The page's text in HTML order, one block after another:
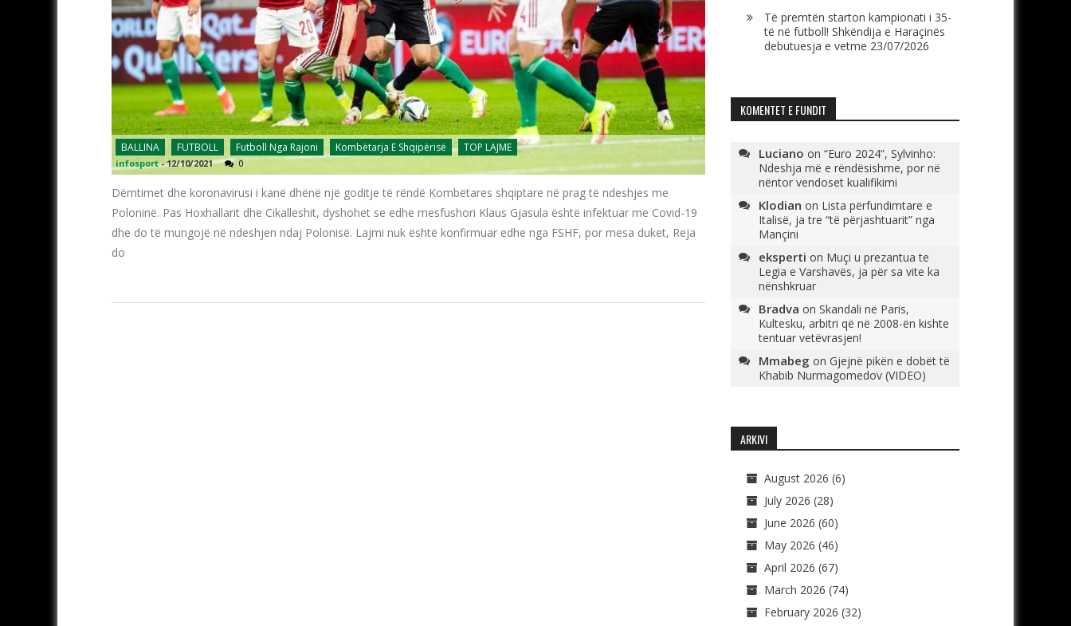
BALLINA FUTBOLL Futboll Nga Rajoni Kombëtarja E Shqipërisë TOP LAJME
infosport -12/10/2021 0
Dëmtimet dhe koronavirusi i kanë dhënë një goditje të rëndë Kombëtares shqiptare në prag të ndeshjes me
Poloninë. Pas Hoxhallarit dhe Cikalleshit, dyshohet se edhe mesfushori Klaus Gjasula është infektuar me Covid-19
dhe do të mungojë në ndeshjen ndaj Polonisë. Lajmi nuk është konfirmuar edhe nga FSHF, por mesa duket, Reja
do
Të premtën starton kampionati i 35-
të në futboll! Shkëndija e Haraçinës
debutuesja e vetme 23/07/2026
KOMENTET E FUNDIT
Luciano on “Euro 2024”, Sylvinho:
Ndeshja më e rëndësishme, por në
nëntor vendoset kualifikimi
Klodian on Lista përfundimtare e
Italisë, ja tre “të përjashtuarit” nga
Mançini
eksperti on Muçi u prezantua te
Legia e Varshavës, ja për sa vite ka
nënshkruar
Bradva on Skandali në Paris,
Kultesku, arbitri që në 2008-ën kishte
tentuar vetëvrasjen!
Mmabeg on Gjejnë pikën e dobët të
Khabib Nurmagomedov (VIDEO)
ARKIVI
August 2026 (6)
July 2026 (28)
June 2026 (60)
May 2026 (46)
April 2026 (67)
March 2026 (74)
February 2026 (32)